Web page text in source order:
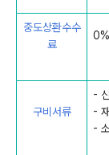
중도상환수수
료
구비서류
-
-
-